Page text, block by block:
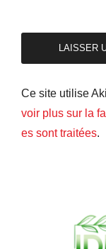
Ce site utilise
voir plus sur la
es sont traitées.